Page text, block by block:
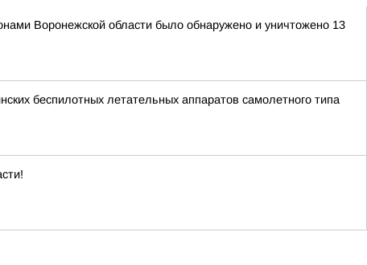
Воронежской области было обнаружено и уничтожено 13
беспилотных летательных аппаратов самолетного типа